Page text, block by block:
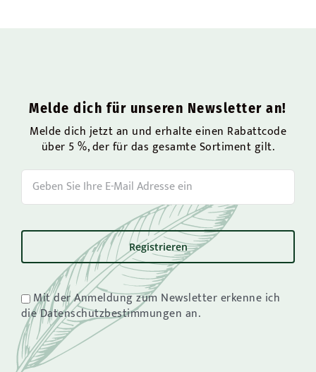
Melde dich für unseren Newsletter an!
Melde dich jetzt an und erhalte einen Rabattcode
über 5 %, der für das gesamte Sortiment gilt.
Mit der Anmeldung zum Newsletter erkenne ich
die Datenschutzbestimmungen an.